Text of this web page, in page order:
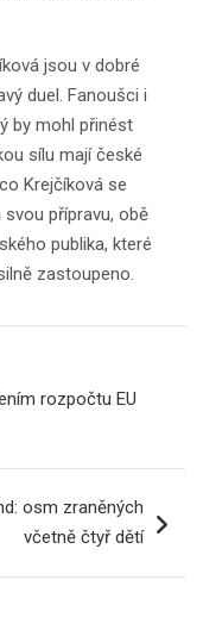
jsou v dobré
duel. Fanoušci i
by mohl přinést
sílu mají české
Krejčíková se
přípravu, obě
publika, které
zastoupeno.
rozpočtu EU
osm zraněných
včetně čtyř dětí